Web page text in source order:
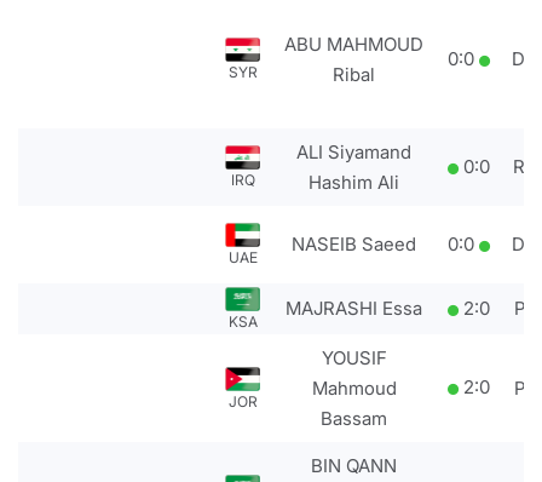
SYR
ABU MAHMOUD
Ribal
0:0
IRQ
ALI Siyamand
Hashim Ali
0:0
UAE
NASEIB Saeed 0:0
KSA
MAJRASHI Essa 2:0
JOR
YOUSIF
Mahmoud
Bassam
2:0
BIN QANN